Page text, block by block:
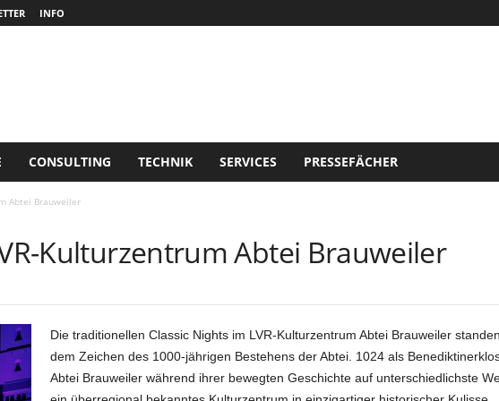
INFO
CONSULTING TECHNIK SERVICES PRESSEFÄCHER
Abtei Brauweiler
Kulturzentrum Abtei Brauweiler
Die traditionellen Classic Nights im LVR-Kulturzentrum Abtei Brauweiler
dem Zeichen des 1000-jährigen Bestehens der Abtei. 1024 als
Abtei Brauweiler während ihrer bewegten Geschichte auf unterschiedlichste